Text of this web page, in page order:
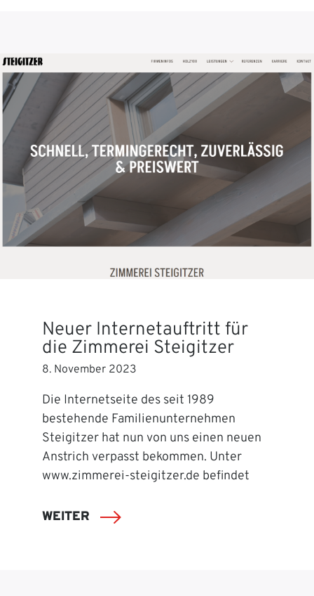
Neuer Internetauftritt für
die Zimmerei Steigitzer
8. November 2023
Die Internetseite des seit 1989
bestehende Familienunternehmen
Steigitzer hat nun von uns einen neuen
Anstrich verpasst bekommen. Unter
www.zimmerei-steigitzer.de befindet
WEITER